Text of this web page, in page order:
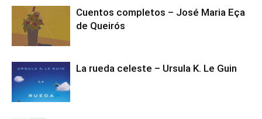
Cuentos completos – José Maria Eça
de Queirós
La rueda celeste – Ursula K. Le Guin